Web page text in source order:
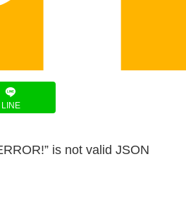
LINE
is not valid JSON